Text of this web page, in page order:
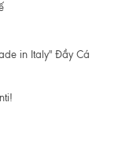
in Italy" Đầy Cá